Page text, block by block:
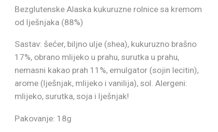
Bezglutenske Alaska kukuruzne rolnice sa kremom
od lješnjaka (88%)
Sastav: šećer, biljno ulje (shea), kukuruzno brašno
17%, obrano mlijeko u prahu, surutka u prahu,
nemasni kakao prah 11%, emulgator (sojin lecitin),
arome (lješnjak, mlijeko i vanilija), sol. Alergeni:
mlijeko, surutka, soja i lješnjak!
Pakovanje: 18g